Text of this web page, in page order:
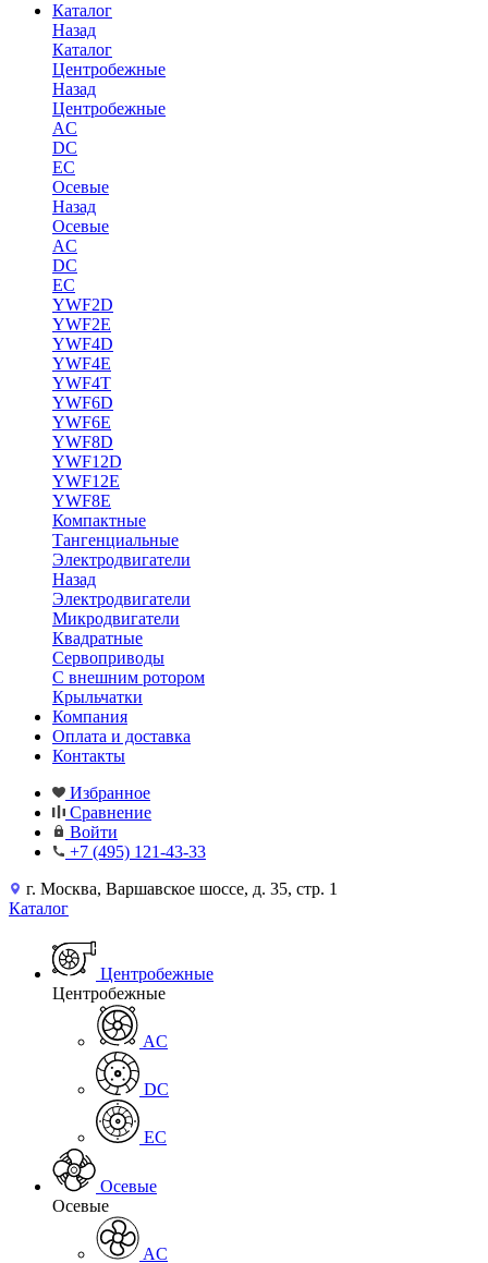
Каталог
Назад
Каталог
Центробежные
Назад
Центробежные
AC
DC
EC
Осевые
Назад
Осевые
AC
DC
EC
YWF2D
YWF2E
YWF4D
YWF4E
YWF4T
YWF6D
YWF6E
YWF8D
YWF12D
YWF12E
YWF8E
Компактные
Тангенциальные
Электродвигатели
Назад
Электродвигатели
Микродвигатели
Квадратные
Сервоприводы
С внешним ротором
Крыльчатки
Компания
Оплата и доставка
Контакты
Избранное
Сравнение
Войти
+7 (495) 121-43-33
г. Москва, Варшавское шоссе, д. 35, стр. 1
Каталог
Центробежные
Центробежные
AC
DC
EC
Осевые
Осевые
AC